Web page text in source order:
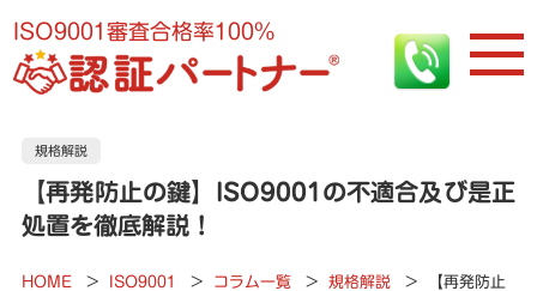
ISO9001審査合格率100%
規格解説
【再発防止の鍵】ISO9001の不適合及び是正
処置を徹底解説！
HOME > ISO9001 > コラム一覧 > 規格解説 >
【再発防止